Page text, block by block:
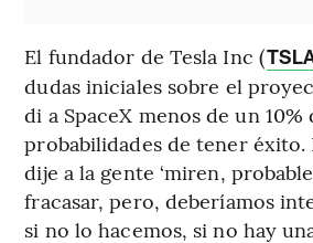
El fundador de Tesla Inc (
dudas iniciales sobre el
di a SpaceX menos de un 10%
probabilidades de tener éxito.
dije a la gente ‘miren,
fracasar, pero, deberíamos
si no lo hacemos, si no hay